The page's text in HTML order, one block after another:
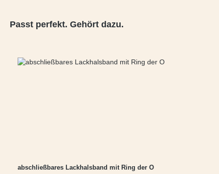
Produktgalerie überspringen
Passt perfekt. Gehört dazu.
abschließbares Lackhalsband mit Ring der O